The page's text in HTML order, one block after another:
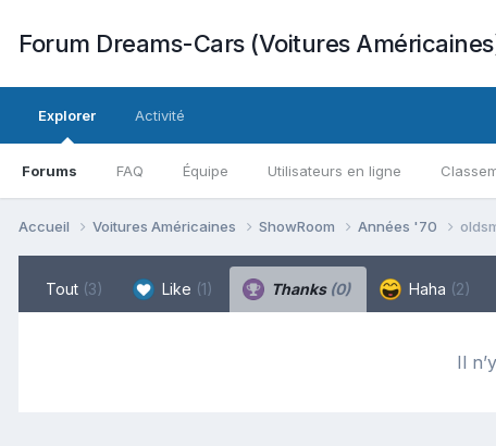
Forum Dreams-Cars (Voitures
Explorer
Forums FAQ Équipe Utilisateurs en ligne
Activité
Accueil Voitures Américaines ShowRoom Années '70
Tout (3) Like (1) Thanks (0) Haha (2)
Il